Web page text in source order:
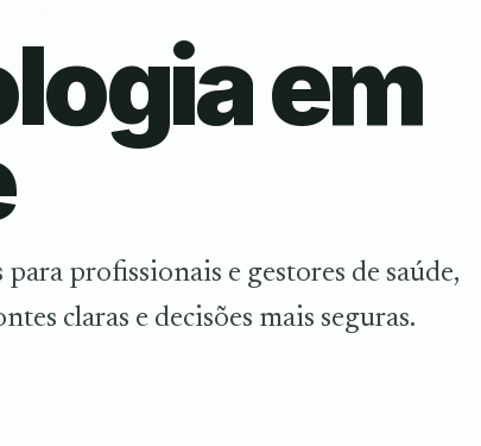
em
profissionais e gestores de saúde,
claras e decisões mais seguras.